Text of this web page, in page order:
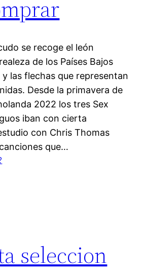
se recoge el león
de los Países Bajos
las flechas que representan
Desde la primavera de
2022 los tres Sex
iban con cierta
con Chris Thomas
que…
seleccion